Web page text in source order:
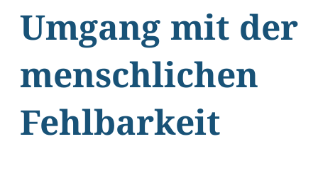
Umgang mit der
menschlichen
Fehlbarkeit